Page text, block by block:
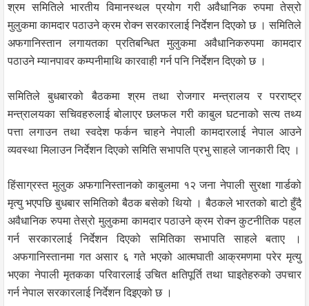
श्रम समितिले भारतीय विमानस्थल प्रयोग गरी अवैधानिक रुपमा तेस्रो
मुलुकमा कामदार पठाउने क्रम रोक्न सरकारलाई निर्देशन दिएको छ । समितिले
अफगानिस्तान लगायतका प्रतिबन्धित मुलुकमा अवैधानिकरुपमा कामदार
पठाउने म्यानपावर कम्पनीमाथि कारवाही गर्न पनि निर्देशन दिएको छ ।
समितिले बुधबारको बैठकमा श्रम तथा रोजगार मन्त्रालय र परराष्ट्र
मन्त्रालयका सचिवहरुलाई बोलाएर छलफल गरी काबुल घटनाको सत्य तथ्य
पत्ता लगाउन तथा स्वदेश फर्कन चाहने नेपाली कामदारलाई नेपाल आउने
व्यवस्था मिलाउन निर्देशन दिएको समिति सभापति प्रभु साहले जानकारी दिए ।
हिंसाग्रस्त मुलुक अफगानिस्तानको काबुलमा १२ जना नेपाली सुरक्षा गार्डको
मृत्यु भएपछि बुधबार समितिको बैठक बसेको थियो । बैठकले भारतको बाटो हुँदै
अवैधानिक रुपमा तेस्रो मुलुकमा कामदार पठाउने क्रम रोक्न कुटनीतिक पहल
गर्न सरकारलाई निर्देशन दिएको समितिका सभापति साहले बताए ।
अफगानिस्तानमा गत असार ६ गते भएको आत्मघाती आक्रमणमा परेर मृत्यु
भएका नेपाली मृतकका परिवारलाई उचित क्षतिपूर्ति तथा घाइतेहरुको उपचार
गर्न नेपाल सरकारलाई निर्देशन दिइएको छ ।